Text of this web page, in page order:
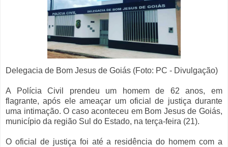
Delegacia de Bom Jesus de Goiás (Foto: PC - Divulgação)
A Polícia Civil prendeu um homem de 62 anos, em
flagrante, após ele ameaçar um oficial de justiça durante
uma intimação. O caso aconteceu em Bom Jesus de Goiás,
município da região Sul do Estado, na terça-feira (21).
O oficial de justiça foi até a residência do homem com a